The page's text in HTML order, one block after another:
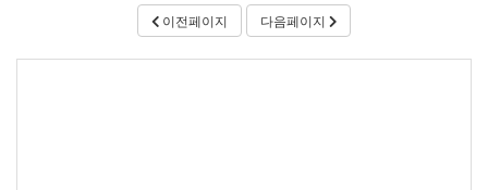
이전페이지 다음페이지